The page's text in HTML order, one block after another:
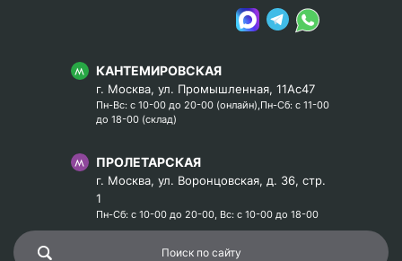
КАНТЕМИРОВСКАЯ
г. Москва, ул. Промышленная, 11Ас47
Пн-Вс: с 10-00 до 20-00 (онлайн),Пн-Сб: с 11-00
до 18-00 (склад)
ПРОЛЕТАРСКАЯ
г. Москва, ул. Воронцовская, д. 36, стр.
1
Пн-Сб: с 10-00 до 20-00, Вс: с 10-00 до 18-00